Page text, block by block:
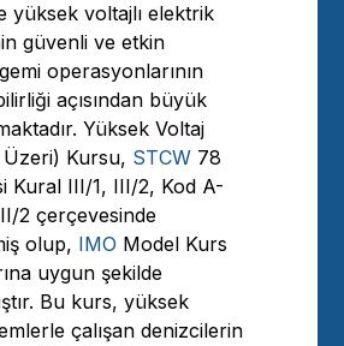
yüksek voltajlı elektrik
güvenli ve etkin
operasyonlarının
açısından büyük
Yüksek Voltaj
Kursu, STCW 78
Kural III/1, III/2, Kod A-
2 çerçevesinde
olup, IMO Model Kurs
uygun şekilde
Bu kurs, yüksek
çalışan denizcilerin